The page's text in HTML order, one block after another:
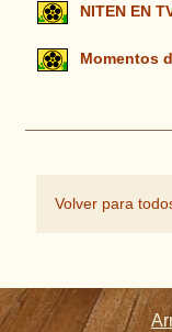
NITEN EN
Momentos
Volver para